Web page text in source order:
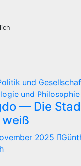
und
und Philosophie
— Die
weiß
2025